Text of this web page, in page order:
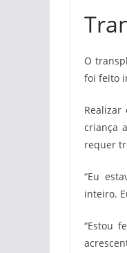
O
foi feito
criança
requer
“Eu
inteiro.
“Estou